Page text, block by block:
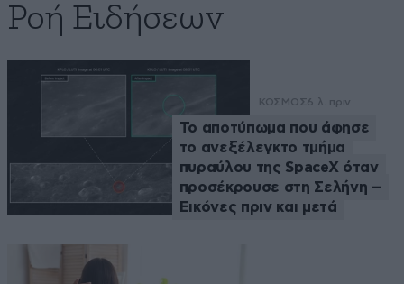
Ροή Ειδήσεων
ΚΟΣΜΟΣ6 λ. πριν
Το αποτύπωμα που άφησε
το ανεξέλεγκτο τμήμα
πυραύλου της SpaceX όταν
προσέκρουσε στη Σελήνη –
Εικόνες πριν και μετά